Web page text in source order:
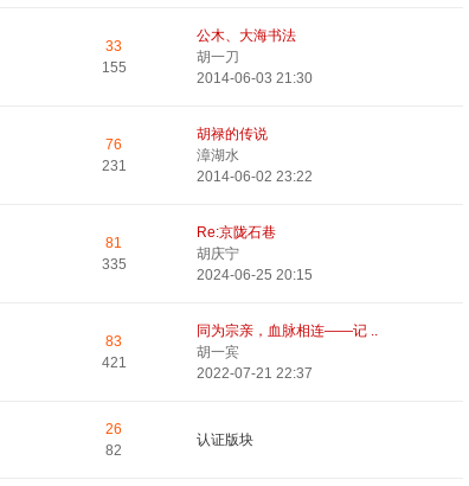
33
155
公木、大海书法
胡一刀
2014-06-03 21:30
76
231
胡禄的传说
漳湖水
2014-06-02 23:22
81
335
Re:京陇石巷
胡庆宁
2024-06-25 20:15
83
421
同为宗亲，血脉相连——记 ..
胡一宾
2022-07-21 22:37
26
82
认证版块